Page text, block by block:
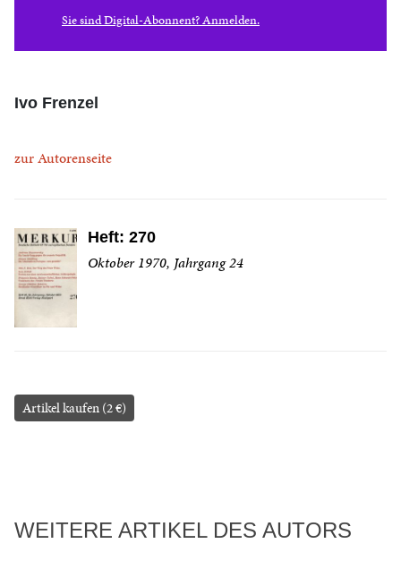
Sie sind Digital-Abonnent? Anmelden.
Ivo Frenzel
zur Autorenseite
Heft: 270
Oktober 1970, Jahrgang 24
Artikel kaufen (2 €)
WEITERE ARTIKEL DES AUTORS